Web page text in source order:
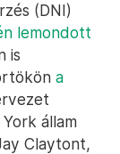
(DNI)
lemondott
is
a
állam
Claytont,